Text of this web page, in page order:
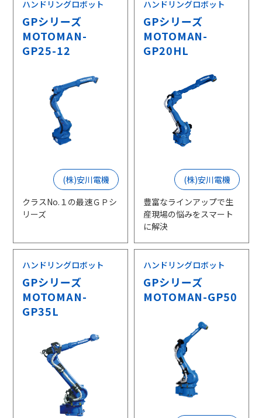
ハンドリングロボット
GPシリーズ
MOTOMAN-
GP25-12
(株)安川電機
クラスNo.１の最速ＧＰシ
リーズ
ハンドリングロボット
GPシリーズ
MOTOMAN-
GP20HL
(株)安川電機
豊富なラインアップで生
産現場の悩みをスマート
に解決
ハンドリングロボット
GPシリーズ
MOTOMAN-
GP35L
ハンドリングロボット
GPシリーズ
MOTOMAN-GP50